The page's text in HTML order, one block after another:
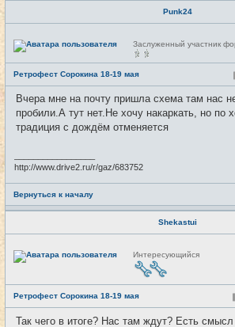
Punk24
Н
е
е
т
и
Заслуженный участник
Ретрофест Сорокина 18-19 мая
Вчера мне на почту пришла схема там нас
пробили.А тут нет.Не хочу накаркать, но по
традиция с дождём отменяется
http://www.drive2.ru/r/gaz/683752
Вернуться к началу
Shekastui
Н
е
е
т
и
Интересующийся
Ретрофест Сорокина 18-19 мая
Так чего в итоге? Нас там ждут? Есть смысл